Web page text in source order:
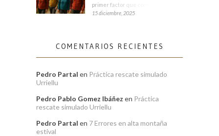
primer factor que condiciona tu
15 diciembre, 2025
COMENTARIOS RECIENTES
Pedro Partal en Práctica rescate simulado
Urriellu
Pedro Pablo Gomez Ibáñez en Práctica
rescate simulado Urriellu
Pedro Partal en 7 Errores en alta montaña
estival